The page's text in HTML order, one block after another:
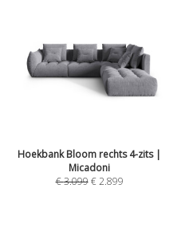
Hoekbank Bloom rechts 4-zits |
Micadoni
€3.099 €2.899